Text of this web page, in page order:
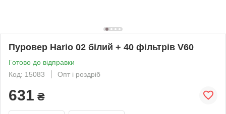
Пуровер Hario 02 білий + 40 фільтрів V60
Готово до відправки
Код: 15083
Опт і роздріб
631 ₴